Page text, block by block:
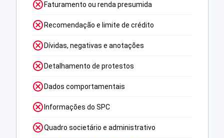
Faturamento ou renda presumida
Recomendação e limite de crédito
Dívidas, negativas e anotações
Detalhamento de protestos
Dados comportamentais
Informações do SPC
Quadro societário e administrativo